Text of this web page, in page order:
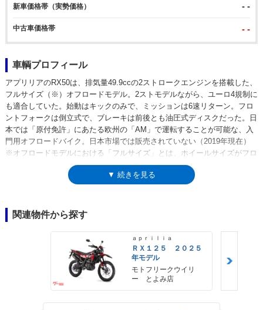
新車価格帯（実勢価格） - -
中古車価格帯 - -
車輌プロフィール
アプリリアのRX50は、排気量49.9ccの2ストロークエンジンを搭載した、
フルサイズ（※）オフロードモデル。2ストモデルながら、ユーロ4規制に
も適合していた。始動はキックのみで、ミッションは6速リターン。フロ
ントフォークは倒立式で、ブレーキは前後とも油圧式ディスクだった。日
本では「原付免許」にあたる欧州の「AM」で運転することが可能な、入
門用オフロードバイク。日本市場では販売されていない（2019年現在）
※オフロードモデルにおける「フルサイズ」とは、ホイールサイズがフロ
ント21インチ、リア18インチであることを意味
▼ 続きを見る
関連物件から探す
ａｐｒｉｌｉａ
ＲＸ１２５ ２０２５
年モデル
モトフリークウイリ
ー とよみ店